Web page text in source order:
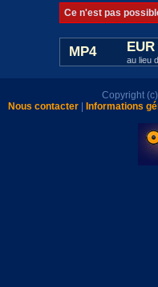
Ce n'est pas
MP4
au lieu
Copyright
Nous contacter| Informations